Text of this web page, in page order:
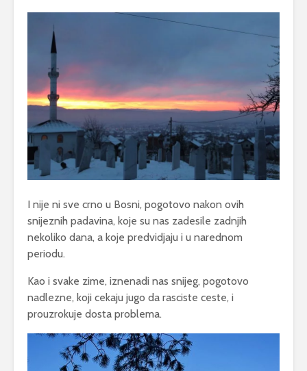
I nije ni sve crno u Bosni, pogotovo nakon ovih
snijeznih padavina, koje su nas zadesile zadnjih
nekoliko dana, a koje predvidjaju i u narednom
periodu.
Kao i svake zime, iznenadi nas snijeg, pogotovo
nadlezne, koji cekaju jugo da rasciste ceste, i
prouzrokuje dosta problema.